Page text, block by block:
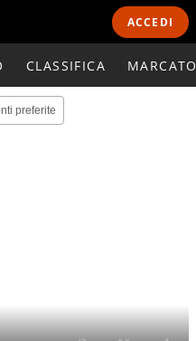
ACCEDI
CLASSIFICA
preferite